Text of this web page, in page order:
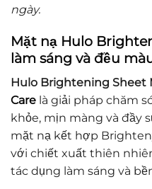
ngày.
Mặt nạ Hulo
làm sáng và đều
Hulo Brightening Sheet
Care là giải pháp chăm
khỏe, mịn màng và đầy
mặt nạ kết hợp
với chiết xuất thiên
tác dụng làm sáng và